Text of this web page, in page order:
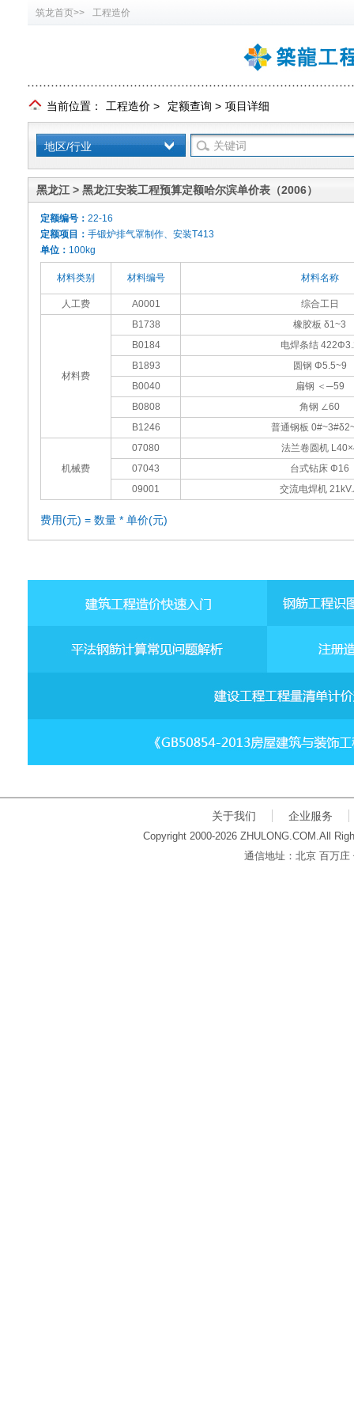
筑龙首页>> 工程造价
当前位置： 工程造价 > 定额查询 > 项目详细
地区/行业
黑龙江 > 黑龙江安装工程预算定额哈尔滨单价表（2006）
定额编号： 22-16
定额项目： 手锻炉排气罩制作、安装T413
单位： 100kg
材料类别 材料编号 材料名称
人工费 A0001 综合工日
材料费
B1738
橡胶板 δ1~3
B0184
电焊条结
B1893
圆钢 Φ5.5~9
B0040
扁钢 ＜─59
B0808
角钢 ∠60
B1246
普通钢板
机械费
07080
法兰卷圆机
07043
台式钻床 Φ16
09001
交流电焊机
费用(元) = 数量 * 单价(元)
关于我们 企业服务
Copyright 2000-2026 ZHULONG.COM.All
通信地址：北京 百万